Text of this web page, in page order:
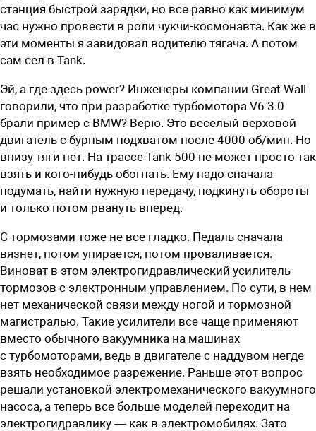
станция быстрой зарядки, но все равно как минимум
час нужно провести в роли чукчи-космонавта. Как же в
эти моменты я завидовал водителю тягача. А потом
сам сел в Tank.
Эй, а где здесь power? Инженеры компании Great Wall
говорили, что при разработке турбомотора V6 3.0
брали пример с BMW? Верю. Это веселый верховой
двигатель с бурным подхватом после 4000 об/мин. Но
внизу тяги нет. На трассе Tank 500 не может просто так
взять и кого-нибудь обогнать. Ему надо сначала
подумать, найти нужную передачу, подкинуть обороты
и только потом рвануть вперед.
С тормозами тоже не все гладко. Педаль сначала
вязнет, потом упирается, потом проваливается.
Виноват в этом электрогидравлический усилитель
тормозов с электронным управлением. По сути, в нем
нет механической связи между ногой и тормозной
магистралью. Такие усилители все чаще применяют
вместо обычного вакуумника на машинах
с турбомоторами, ведь в двигателе с наддувом негде
взять необходимое разрежение. Раньше этот вопрос
решали установкой электромеханического вакуумного
насоса, а теперь все больше моделей переходит на
электрогидравлику — как в электромобилях. Зато